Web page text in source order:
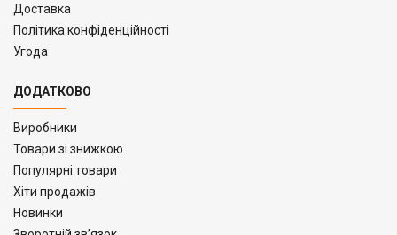
Доставка
Політика конфіденційності
Угода
ДОДАТКОВО
Виробники
Товари зі знижкою
Популярні товари
Хіти продажів
Новинки